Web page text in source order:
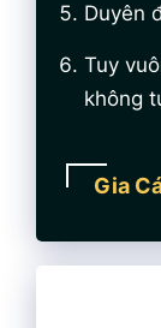
Duyên
Tuy
không
Gia